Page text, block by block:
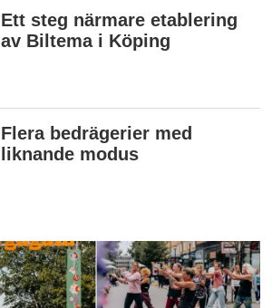
Ett steg närmare etablering
av Biltema i Köping
Flera bedrägerier med
liknande modus